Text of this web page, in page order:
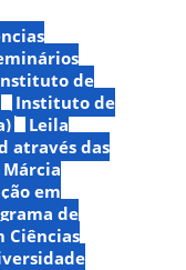
de
Instituto de
Leila
através das
Márcia
em
de
Ciências